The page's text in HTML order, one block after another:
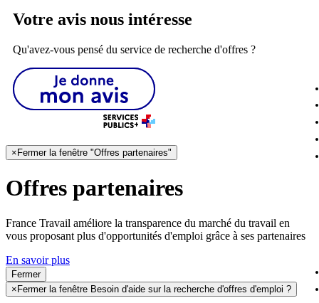
Votre avis nous intéresse
Qu'avez-vous pensé du service de recherche d'offres ?
× Fermer la fenêtre "Offres partenaires"
Offres partenaires
France Travail améliore la transparence du marché du travail en
vous proposant plus d'opportunités d'emploi grâce à ses partenaires
En savoir plus
Fermer
× Fermer la fenêtre Besoin d'aide sur la recherche d'offres d'emploi ?